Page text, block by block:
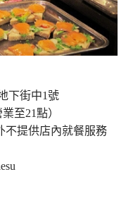
下街中1號
至21點）
不提供店內就餐服務